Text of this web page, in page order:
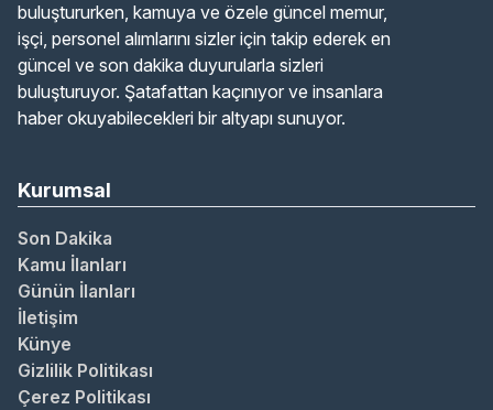
buluştururken, kamuya ve özele güncel memur,
işçi, personel alımlarını sizler için takip ederek en
güncel ve son dakika duyurularla sizleri
buluşturuyor. Şatafattan kaçınıyor ve insanlara
haber okuyabilecekleri bir altyapı sunuyor.
Kurumsal
Son Dakika
Kamu İlanları
Günün İlanları
İletişim
Künye
Gizlilik Politikası
Çerez Politikası